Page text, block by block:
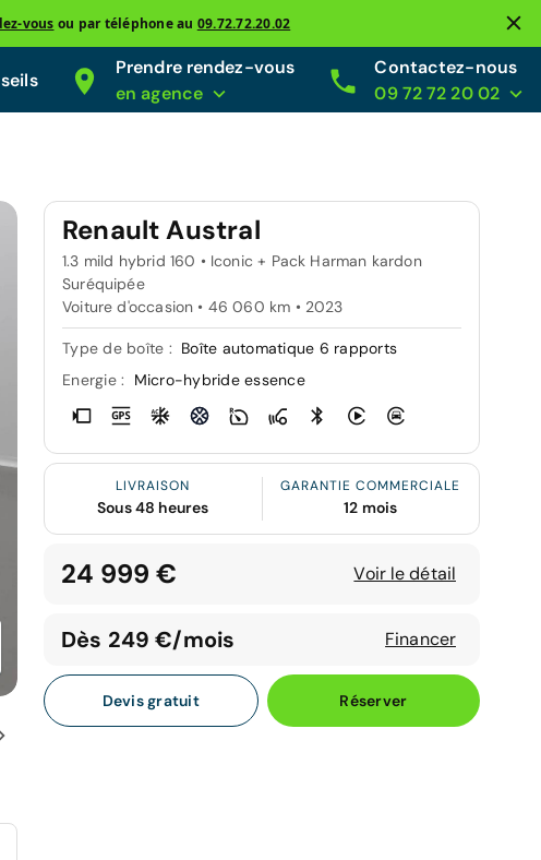
vous ou par téléphone au 09.72.72.20.02
Prendre rendez-vous
en agence
Contactez-nous
09 72 72 20 02
Renault Austral
1.3 mild hybrid 160 • Iconic + Pack Harman kardon
Suréquipée
Voiture d'occasion • 46 060 km • 2023
Type de boîte : Boîte automatique 6 rapports
Energie :
Micro-hybride essence
LIVRAISON
Sous 48 heures
GARANTIE COMMERCIALE
12 mois
24 999 € Voir le détail
Dès 249 €/mois Financer
Devis gratuit Réserver